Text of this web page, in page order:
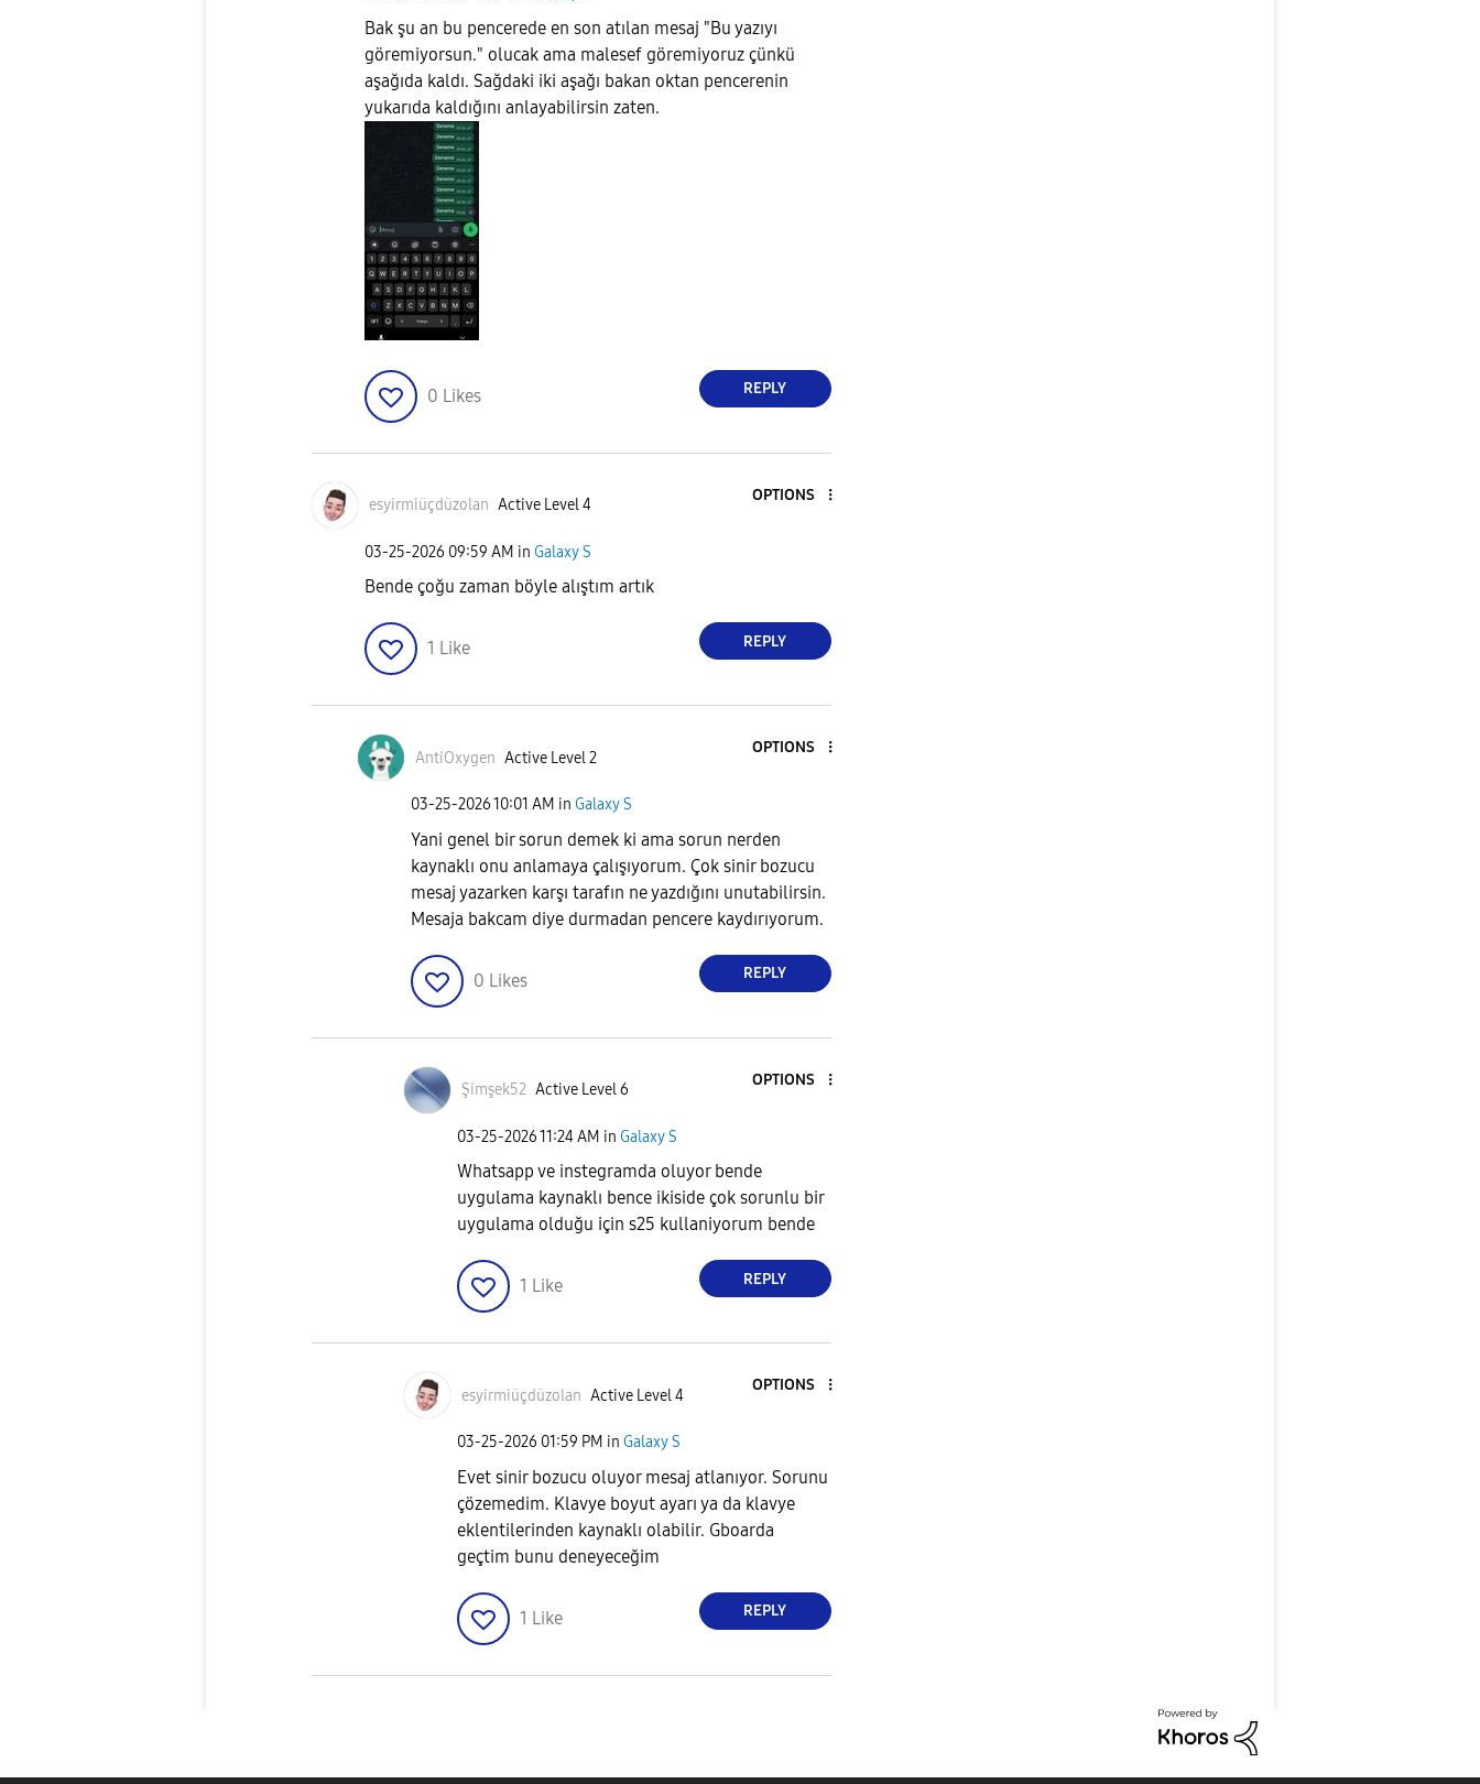
Bak şu an bu pencerede en son atılan mesaj "Bu yazıyı
göremiyorsun." olucak ama malesef göremiyoruz çünkü
aşağıda kaldı. Sağdaki iki aşağı bakan oktan pencerenin
yukarıda kaldığını anlayabilirsin zaten.
0 Likes REPLY
esyirmiüçdüzolan Active Level 4
OPTIONS
‎03-25-2026 09:59 AM in Galaxy S
Bende çoğu zaman böyle alıştım artık
1 Like REPLY
AntiOxygen Active Level 2
OPTIONS
‎03-25-202610:01 AM in Galaxy S
Yani genel bir sorun demek ki ama sorun nerden
kaynaklı onu anlamaya çalışıyorum. Çok sinir bozucu
mesaj yazarken karşı tarafın ne yazdığını unutabilirsin.
Mesaja bakcam diye durmadan pencere kaydırıyorum.
0 Likes REPLY
Şimşek52 Active Level 6
OPTIONS
‎03-25-202611:24 AM in Galaxy S
Whatsapp ve instegramda oluyor bende
uygulama kaynaklı bence ikiside çok sorunlu bir
uygulama olduğu için s25 kullaniyorum bende
1 Like REPLY
esyirmiüçdüzolan Active Level 4
OPTIONS
‎03-25-2026 01:59 PM in Galaxy S
Evet sinir bozucu oluyor mesaj atlanıyor. Sorunu
çözemedim. Klavye boyut ayarı ya da klavye
eklentilerinden kaynaklı olabilir. Gboarda
geçtim bunu deneyeceğim
1 Like REPLY